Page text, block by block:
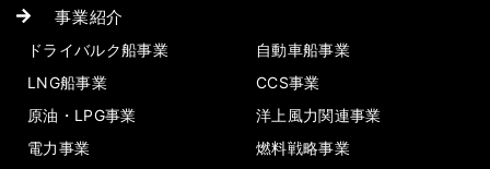
事業紹介
ドライバルク船事業
自動車船事業
LNG船事業
CCS事業
原油・LPG事業
洋上風力関連事業
電力事業
燃料戦略事業